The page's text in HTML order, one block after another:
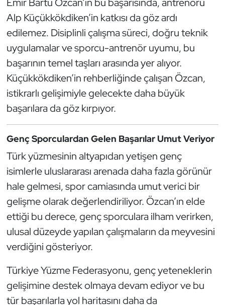
Alp Küçükkökdiken’in katkısı da göz ardı
edilemez. Disiplinli çalışma süreci, doğru teknik
uygulamalar ve sporcu-antrenör uyumu, bu
başarının temel taşları arasında yer alıyor.
Küçükkökdiken’in rehberliğinde çalışan Özcan,
istikrarlı gelişimiyle gelecekte daha büyük
başarılara da göz kırpıyor.
Genç Sporculardan Gelen Başarılar Umut Veriyor
Türk yüzmesinin altyapıdan yetişen genç
isimlerle uluslararası arenada daha fazla görünür
hale gelmesi, spor camiasında umut verici bir
gelişme olarak değerlendiriliyor. Özcan’ın elde
ettiği bu derece, genç sporculara ilham verirken,
ulusal düzeyde yapılan çalışmaların da meyvesini
verdiğini gösteriyor.
Türkiye Yüzme Federasyonu, genç yeteneklerin
gelişimine destek olmaya devam ediyor ve bu
tür başarılarla yol haritasını daha da
Muay Thai
Okçuluk
Optimist
Oryantiring
Paralimpik
Ragbi
Satranç
Su Topu
Sualtı Sporları
Tekvando
Tenis